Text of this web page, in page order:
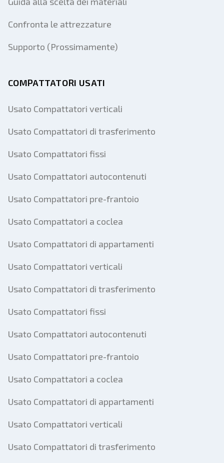
Confronta le attrezzature
Supporto (Prossimamente)
COMPATTATORI USATI
Usato Compattatori verticali
Usato Compattatori di trasferimento
Usato Compattatori fissi
Usato Compattatori autocontenuti
Usato Compattatori pre-frantoio
Usato Compattatori a coclea
Usato Compattatori di appartamenti
Usato Compattatori verticali
Usato Compattatori di trasferimento
Usato Compattatori fissi
Usato Compattatori autocontenuti
Usato Compattatori pre-frantoio
Usato Compattatori a coclea
Usato Compattatori di appartamenti
Usato Compattatori verticali
Usato Compattatori di trasferimento